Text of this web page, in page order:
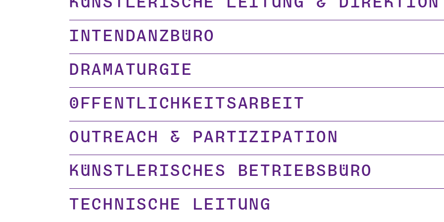
Künstlerische Leitung & Direktion
Intendanzbüro
Dramaturgie
Öffentlichkeitsarbeit
Outreach & Partizipation
Künstlerisches Betriebsbüro
Technische Leitung